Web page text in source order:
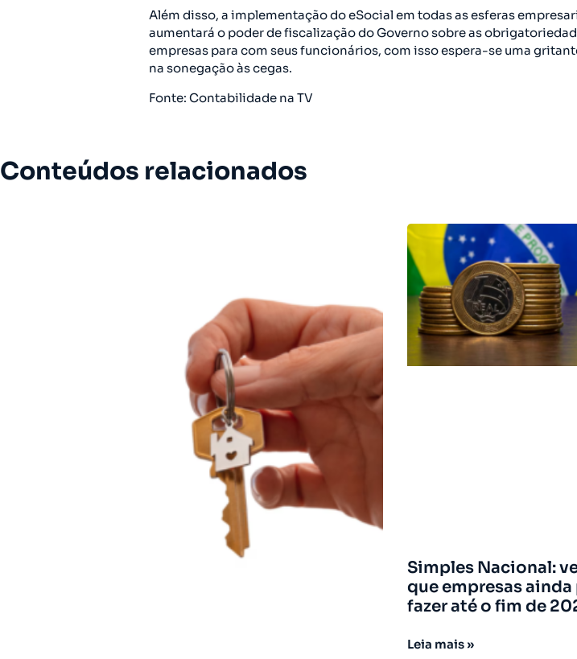
Além disso, a implementação do eSocial em todas as esferas
aumentará o poder de fiscalização do Governo sobre as
empresas para com seus funcionários, com isso espera-se uma
na sonegação às cegas.
Fonte: Contabilidade na TV
Conteúdos relacionados
Simples Nacional:
que empresas
fazer até o fim de
Leia mais »